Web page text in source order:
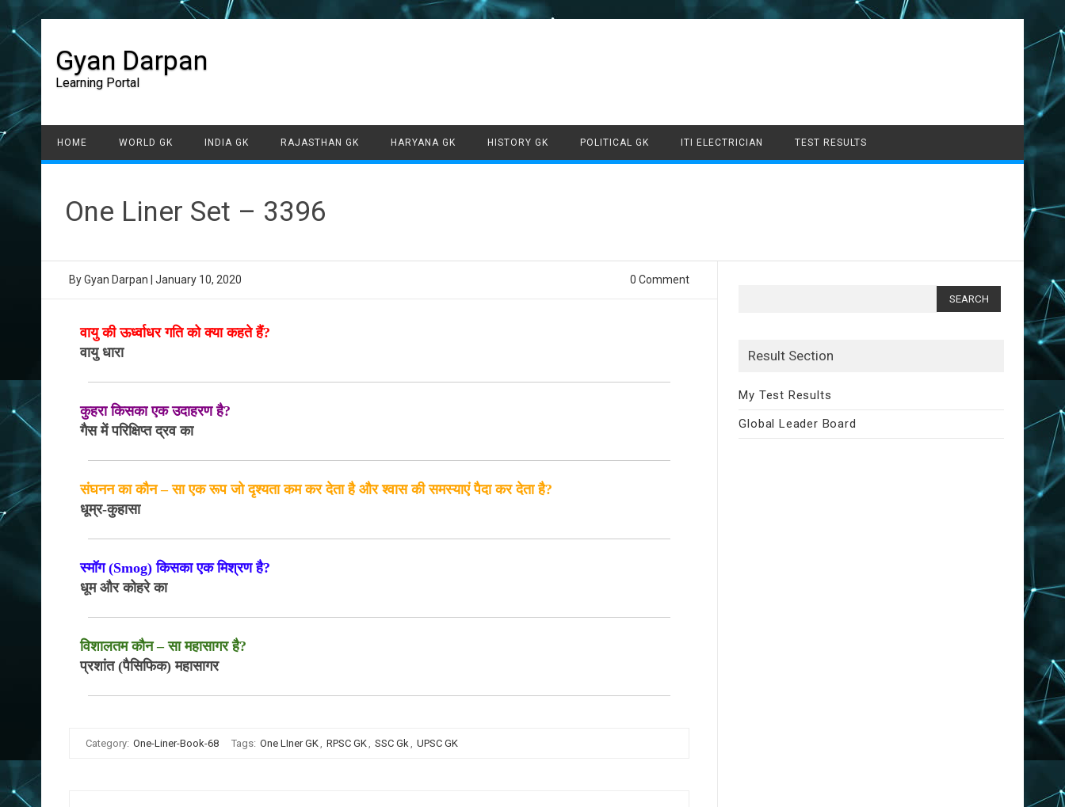
Gyan Darpan
Learning Portal
Skip to content
HOME WORLD GK INDIA GK RAJASTHAN GK HARYANA GK HISTORY GK POLITICAL GK ITI ELECTRICIAN TEST RESULTS
One Liner Set – 3396
ByGyan Darpan January 10, 2020 0 Comment
वायु की ऊर्ध्वाधर गति को क्या कहते हैं?
वायु धारा
कुहरा किसका एक उदाहरण है?
गैस में परिक्षिप्त द्रव का
संघनन का कौन – सा एक रूप जो दृश्यता कम कर देता है और श्वास की समस्याएं पैदा कर देता है?
धूम्र-कुहासा
स्मॉग (Smog) किसका एक मिश्रण है?
धूम और कोहरे का
विशालतम कौन – सा महासागर है?
प्रशांत (पैसिफिक) महासागर
Category: One-Liner-Book-68 Tags: One LIner GK, RPSC GK, SSC Gk, UPSC GK
Result Section
My Test Results
Global Leader Board